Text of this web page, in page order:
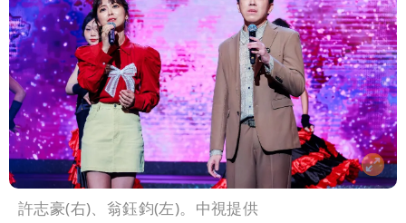
許志豪(右)、翁鈺鈞(左)。中視提供